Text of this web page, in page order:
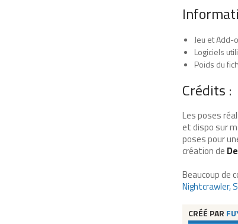
Jeu et Add-
Logiciels
Poids du
Crédits :
Les poses
et dispo sur
poses pour
création de
Beaucoup de
Nightcrawler,
CRÉÉ PAR